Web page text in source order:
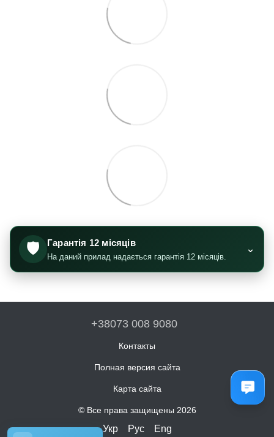
🛡️ Гарантія 12 місяців
На даний прилад надається гарантія 12 місяців.
⌄
+38073 008 9080
Контакты
Полная версия сайта
Карта сайта
© Все права защищены 2026
Укр Рус Eng